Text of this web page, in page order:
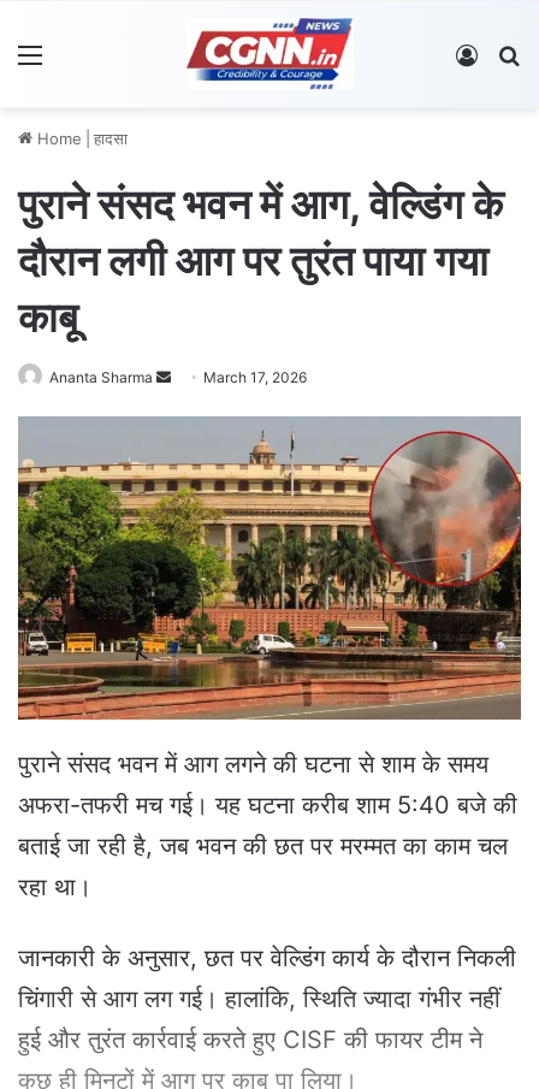
Log In
Home हादसा
पुराने संसद भवन में आग, वेल्डिंग के
दौरान लगी आग पर तुरंत पाया गया
काबू
Ananta Sharma
d
a
n
e
m
a
i
l
March 17, 2026
पुराने संसद भवन में आग लगने की घटना से शाम के समय
अफरा-तफरी मच गई। यह घटना करीब शाम 5:40 बजे की
बताई जा रही है, जब भवन की छत पर मरम्मत का काम चल
रहा था।
जानकारी के अनुसार, छत पर वेल्डिंग कार्य के दौरान निकली
चिंगारी से आग लग गई। हालांकि, स्थिति ज्यादा गंभीर नहीं
हुई और तुरंत कार्रवाई करते हुए CISF की फायर टीम ने
कुछ ही मिनटों में आग पर काबू पा लिया।